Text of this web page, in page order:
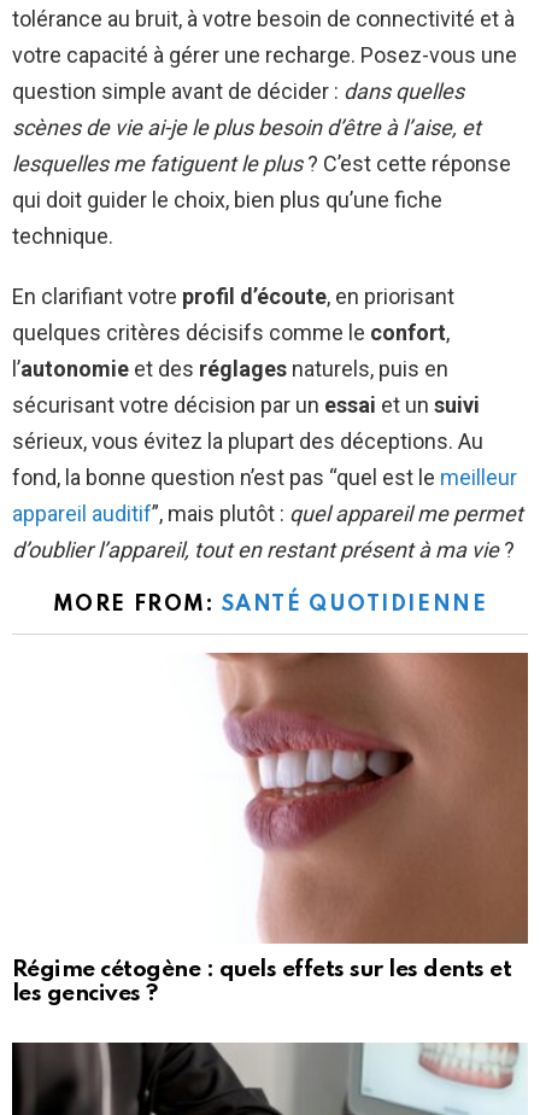
tolérance au bruit, à votre besoin de connectivité et à
votre capacité à gérer une recharge. Posez-vous une
question simple avant de décider : dans quelles
scènes de vie ai-je le plus besoin d’être à l’aise, et
lesquelles me fatiguent le plus? C’est cette réponse
qui doit guider le choix, bien plus qu’une fiche
technique.
En clarifiant votre profil d’écoute, en priorisant
quelques critères décisifs comme le confort,
l’autonomie et des réglages naturels, puis en
sécurisant votre décision par un essai et un suivi
sérieux, vous évitez la plupart des déceptions. Au
fond, la bonne question n’est pas “quel est le meilleur
appareil auditif”, mais plutôt : quel appareil me permet
d’oublier l’appareil, tout en restant présent à ma vie?
MORE FROM: SANTÉ QUOTIDIENNE
Régime cétogène : quels effets sur les dents et
les gencives ?